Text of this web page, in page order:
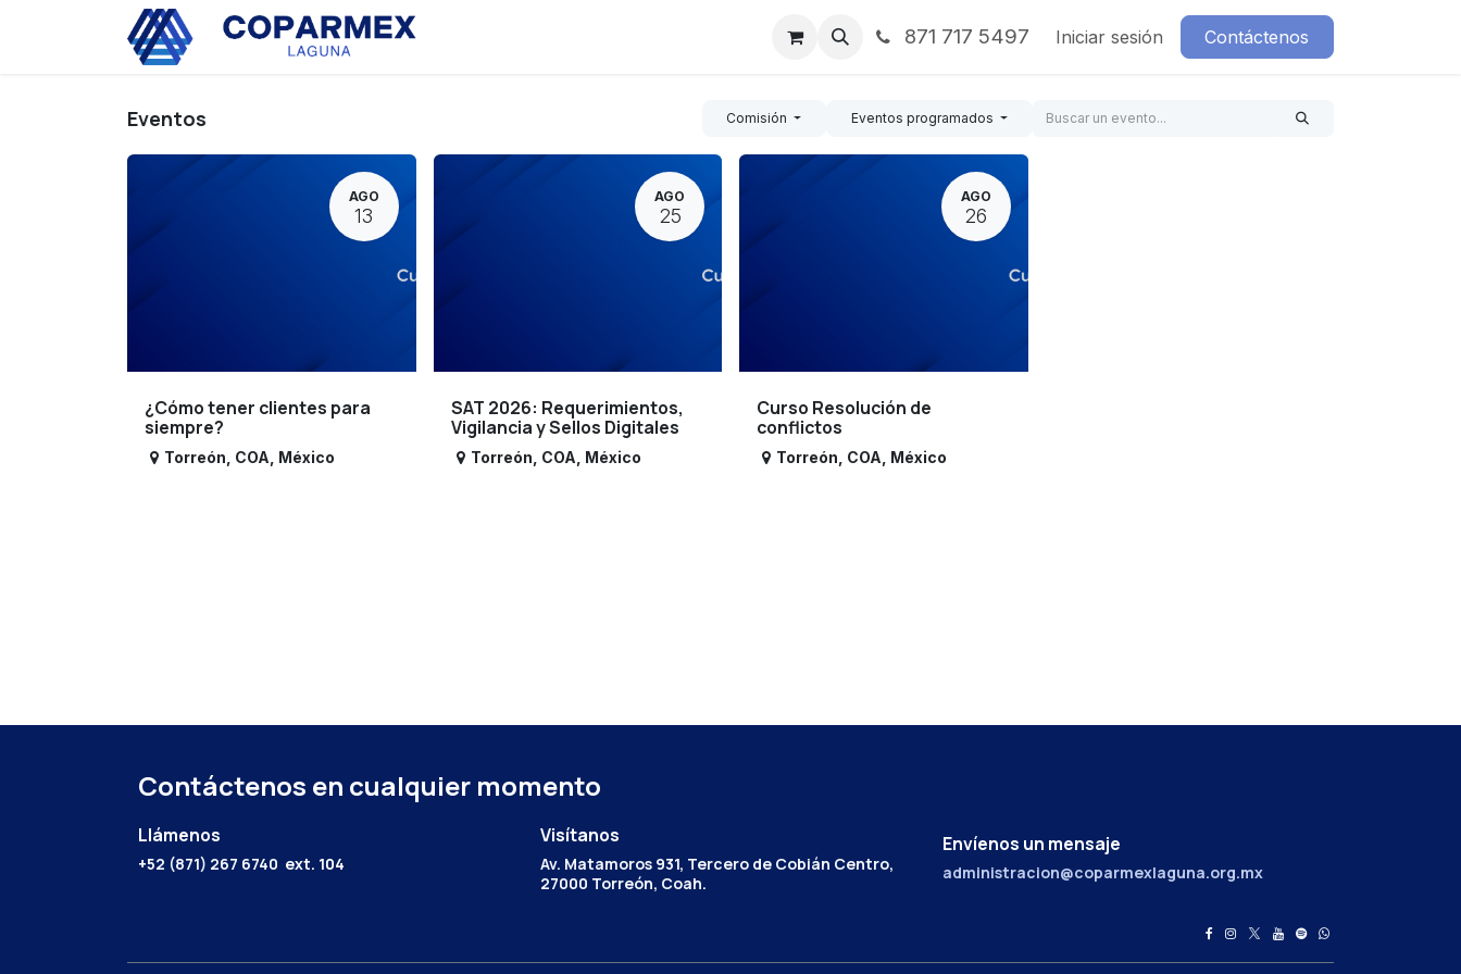
Noticias Contáctenos871 717 5497 Iniciar sesión Contáctenos
Eventos Comisión Eventos programados
AGO
13
¿Cómo tener clientes para
siempre?
Torreón COA México
AGO
25
SAT 2026: Requerimientos,
Vigilancia y Sellos Digitales
Torreón COA México
AGO
26
Curso Resolución de
conflictos
Torreón COA México
Contáctenos en cualquier momento
Llámenos
+52 (871) 267 6740 ext. 104
Envíenos un mensaje
administracion@coparmexlaguna.org.mx
Visítanos
Av. Matamoros 931, Tercero de Cobián Centro,
27000 Torreón, Coah.